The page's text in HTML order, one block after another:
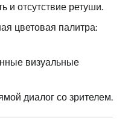
и отсутствие ретуши.
цветовая палитра:
визуальные
диалог со зрителем.